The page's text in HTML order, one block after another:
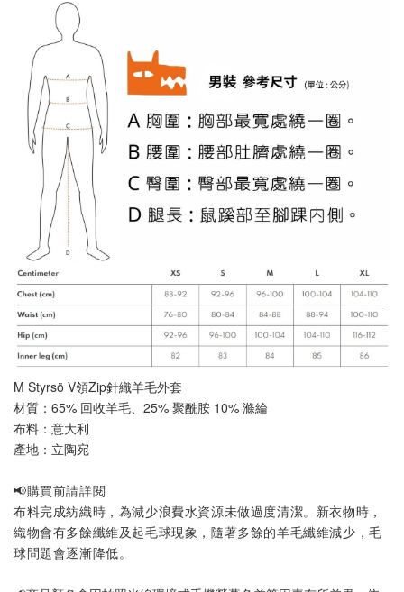
M Styrsö V領Zip針織羊毛外套
材質：65% 回收羊毛、25% 聚酰胺 10% 滌綸
布料：意大利
產地：立陶宛
📢購買前請詳閱
布料完成紡織時，為減少浪費水資源未做過度清潔。新衣物時，
織物會有多餘纖維及起毛球現象，隨著多餘的羊毛纖維減少，毛
球問題會逐漸降低。